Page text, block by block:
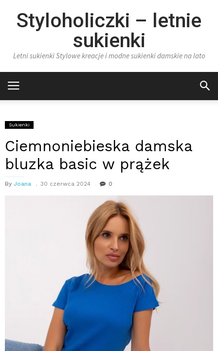
Styloholiczki – letnie
sukienki
Letni sukienki Stylowe kreacje i modne sukienki damskie na lato
Sukienki
Ciemnoniebieska damska
bluzka basic w prążek
By Joana 30 czerwca 2024 0